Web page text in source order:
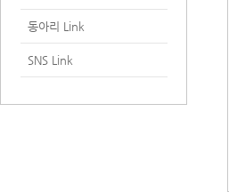
동아리 Link
SNS Link